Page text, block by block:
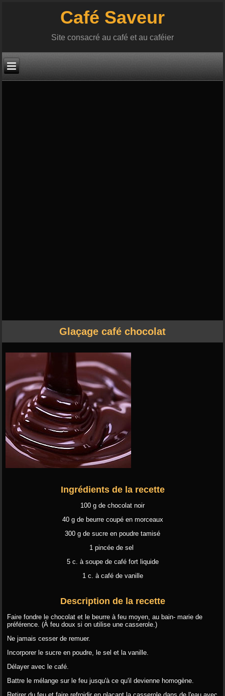
Café Saveur
Site consacré au café et au caféier
Glaçage café chocolat
Ingrédients de la recette
100 g de chocolat noir
40 g de beurre coupé en morceaux
300 g de sucre en poudre tamisé
1 pincée de sel
5 c. à soupe de café fort liquide
1 c. à café de vanille
Description de la recette
Faire fondre le chocolat et le beurre à feu moyen, au bain- marie de
préférence. (À feu doux si on utilise une casserole.)
Ne jamais cesser de remuer.
Incorporer le sucre en poudre, le sel et la vanille.
Délayer avec le café.
Battre le mélange sur le feu jusqu'à ce qu'il devienne homogène.